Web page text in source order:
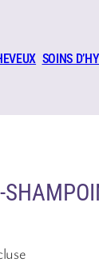
SOINS